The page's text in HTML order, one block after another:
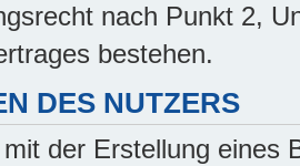
nach Punkt 2,
bestehen.
DES NUTZERS
der Erstellung eines